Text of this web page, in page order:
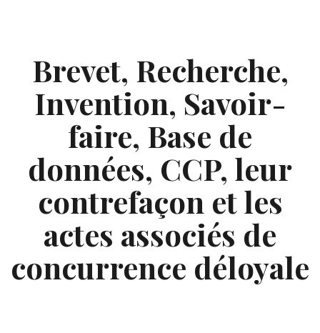
Brevet, Recherche,
Invention, Savoir-
faire, Base de
données, CCP, leur
contrefaçon et les
actes associés de
concurrence déloyale